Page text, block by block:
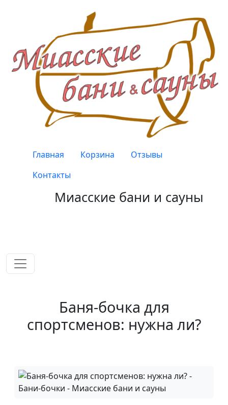
Верхнее меню
Главная Корзина
Отзывы
Контакты
Миасские бани и сауны
Баня-бочка для
спортсменов: нужна ли?